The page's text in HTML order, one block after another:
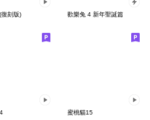
刻版) 歡樂兔 4 新年聖誕篇
蜜桃貓15